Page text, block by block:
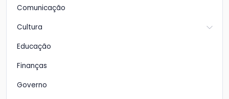
Comunicação
Cultura
Educação
Finanças
Governo